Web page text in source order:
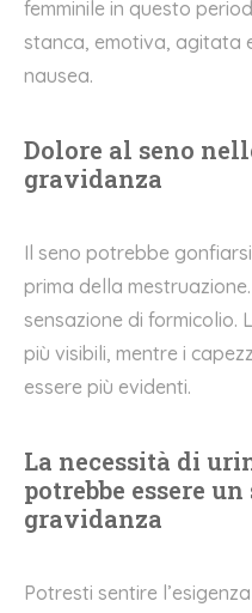
femminile in questo
stanca, emotiva, agitata
nausea.
Dolore al seno
gravidanza
Il seno potrebbe
prima della
sensazione di formicolio.
più visibili, mentre i
essere più evidenti.
La necessità di
potrebbe essere
gravidanza
Potresti sentire